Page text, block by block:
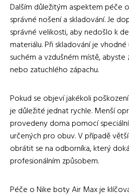
Dalším důležitým aspektem péče
správné nošení a skladování. Je
správné velikosti, aby nedošlo k
materiálu. Při skladování je
suchém a vzdušném místě, abyste
nebo zatuchlého zápachu.
Pokud se objeví jakékoli
je důležité jednat rychle. Menší
provedeny doma pomocí
určených pro obuv. V případě
obrátit se na odborníka, který
profesionálním způsobem.
Péče o Nike boty Air Max je